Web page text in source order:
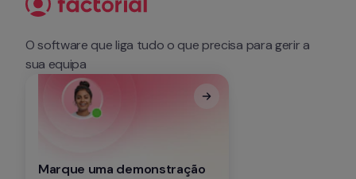
O software que liga tudo o que precisa para gerir a
sua equipa
Marque uma demonstração